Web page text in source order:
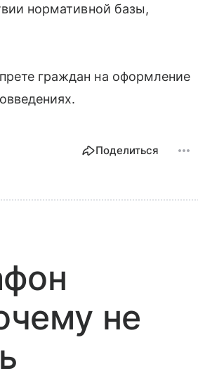
нормативной базы,
граждан на оформление
Поделиться
не